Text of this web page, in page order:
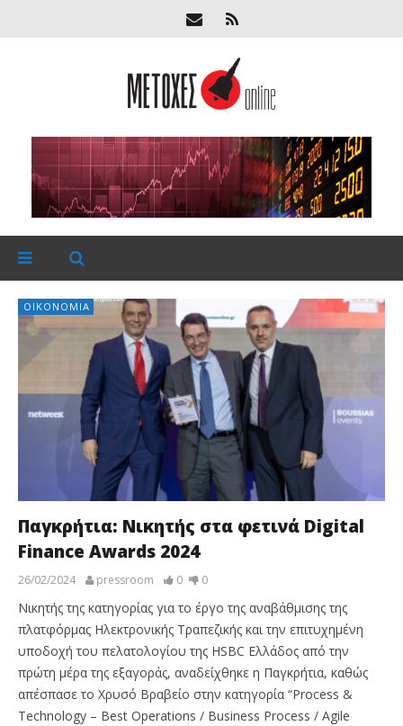
ΟΙΚΟΝΟΜΊΑ
Παγκρήτια: Νικητής στα φετινά Digital
Finance Awards 2024
26/02/2024 pressroom 0 0
Νικητής της κατηγορίας για το έργο της αναβάθμισης της
πλατφόρμας Ηλεκτρονικής Τραπεζικής και την επιτυχημένη
υποδοχή του πελατολογίου της HSBC Ελλάδος από την
πρώτη μέρα της εξαγοράς, αναδείχθηκε η Παγκρήτια, καθώς
απέσπασε το Χρυσό Βραβείο στην κατηγορία “Process &
Technology – Best Operations / Business Process / Agile